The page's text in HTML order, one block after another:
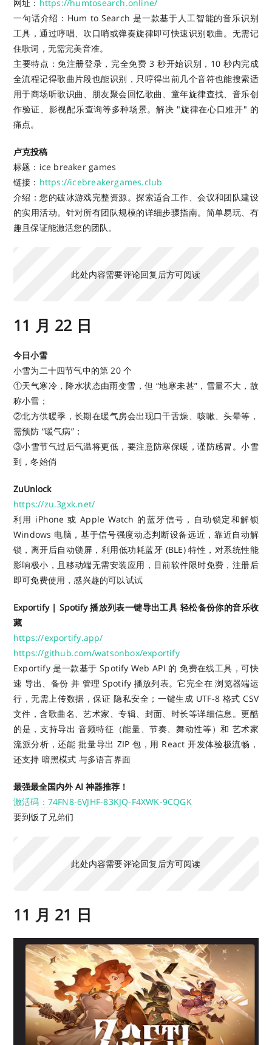
网址： https://humtosearch.online/
一句话介绍：Hum to Search 是一款基于人工智能的音乐识别
工具，通过哼唱、吹口哨或弹奏旋律即可快速识别歌曲。无需记
住歌词，无需完美音准。
主要特点：免注册登录，完全免费 3 秒开始识别，10 秒内完成
全流程记得歌曲片段也能识别，只哼得出前几个音符也能搜索适
用于商场听歌识曲、朋友聚会回忆歌曲、童年旋律查找、音乐创
作验证、影视配乐查询等多种场景。解决 "旋律在心口难开" 的
痛点。
卢克投稿
标题：ice breaker games
链接： https://icebreakergames.club
介绍：您的破冰游戏完整资源。探索适合工作、会议和团队建设
的实用活动。针对所有团队规模的详细步骤指南。简单易玩、有
趣且保证能激活您的团队。
此处内容需要评论回复后方可阅读
11 月 22 日
今日小雪
小雪为二十四节气中的第 20 个
①天气寒冷，降水状态由雨变雪，但 “地寒未甚”，雪量不大，故
称小雪；
②北方供暖季，长期在暖气房会出现口干舌燥、咳嗽、头晕等，
需预防 “暖气病”；
③小雪节气过后气温将更低，要注意防寒保暖，谨防感冒。小雪
到，冬始俏
ZuUnlock
https://zu.3gxk.net/
利用 iPhone 或 Apple Watch 的蓝牙信号，自动锁定和解锁
Windows 电脑，基于信号强度动态判断设备远近，靠近自动解
锁，离开后自动锁屏，利用低功耗蓝牙 (BLE) 特性，对系统性能
影响极小，且移动端无需安装应用，目前软件限时免费，注册后
即可免费使用，感兴趣的可以试试
Exportify | Spotify 播放列表一键导出工具 轻松备份你的音乐收
藏
https://exportify.app/
https://github.com/watsonbox/exportify
Exportify 是一款基于 Spotify Web API 的 免费在线工具，可快
速 导出、备份 并 管理 Spotify 播放列表。它完全在 浏览器端运
行，无需上传数据，保证 隐私安全；一键生成 UTF-8 格式 CSV
文件，含歌曲名、艺术家、专辑、封面、时长等详细信息。更酷
的是，支持导出 音频特征（能量、节奏、舞动性等）和 艺术家
流派分析，还能 批量导出 ZIP 包，用 React 开发体验极流畅，
还支持 暗黑模式 与多语言界面
最强最全国内外 AI 神器推荐！
激活码：74FN8-6VJHF-83KJQ-F4XWK-9CQGK
要到饭了兄弟们
此处内容需要评论回复后方可阅读
11 月 21 日